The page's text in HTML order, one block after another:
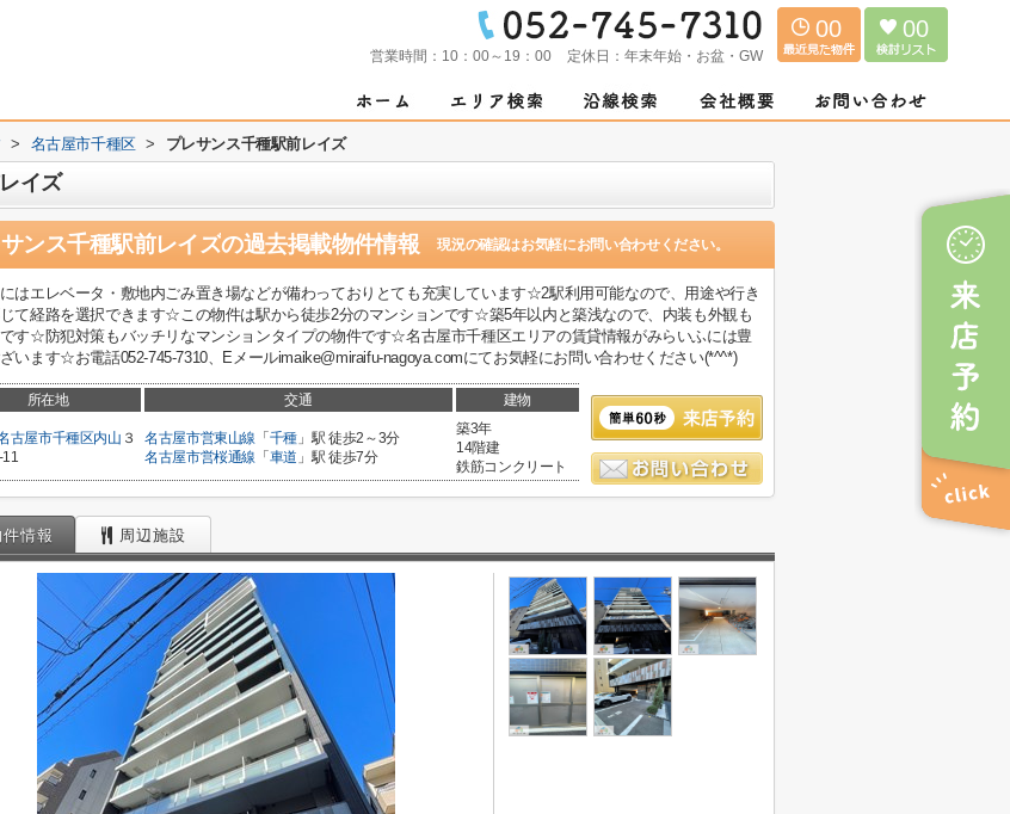
営業時間： 10：00～19：00 定休日： 年末年始・お盆・GW
00 00
> 名古屋市千種区 > プレサンス千種駅前レイズ
イズ
ンス千種駅前レイズの過去掲載物件情報 現況の確認はお気軽にお問い合わせください。
はエレベータ・敷地内ごみ置き場などが備わっておりとても充実しています☆2駅利用可能なので、用途や行き
て経路を選択できます☆この物件は駅から徒歩2分のマンションです☆築5年以内と築浅なので、内装も外観も
す☆防犯対策もバッチリなマンションタイプの物件です☆名古屋市千種区エリアの賃貸情報がみらいふには豊
います☆お電話052-745-7310、Eメールimaike@miraifu-nagoya.comにてお気軽にお問い合わせください(*^^*)
所在地 交通 建物
古屋市千種区内山 ３
名古屋市営東山線 「 千種 」駅 徒歩2～3分
名古屋市営桜通線 「 車道 」駅 徒歩7分
築3年
14階建
鉄筋コンクリート
件情報 周辺施設